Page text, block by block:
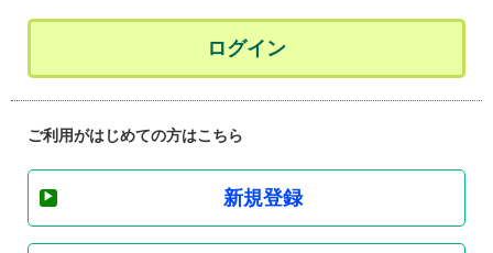
ログイン
ご利用がはじめての方はこちら
新規登録